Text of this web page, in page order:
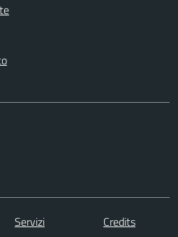
Servizi
Credits